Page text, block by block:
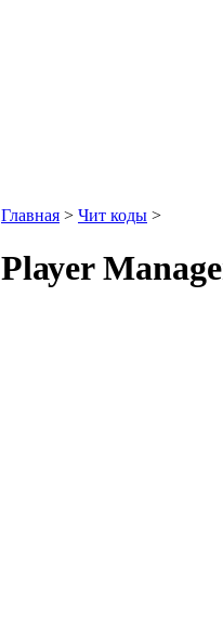
Главная > Чит коды >
Рlауer